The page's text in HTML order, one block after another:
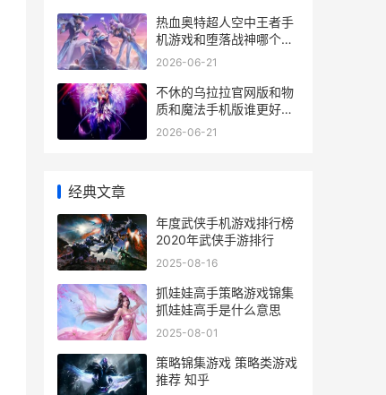
热血奥特超人空中王者手
机游戏和堕落战神哪个好
玩 热血的奥特超人
2026-06-21
不休的乌拉拉官网版和物
质和魔法手机版谁更好玩
不休的乌拉拉图鉴收集
2026-06-21
经典文章
年度武侠手机游戏排行榜
2020年武侠手游排行
2025-08-16
抓娃娃高手策略游戏锦集
抓娃娃高手是什么意思
2025-08-01
策略锦集游戏 策略类游戏
推荐 知乎